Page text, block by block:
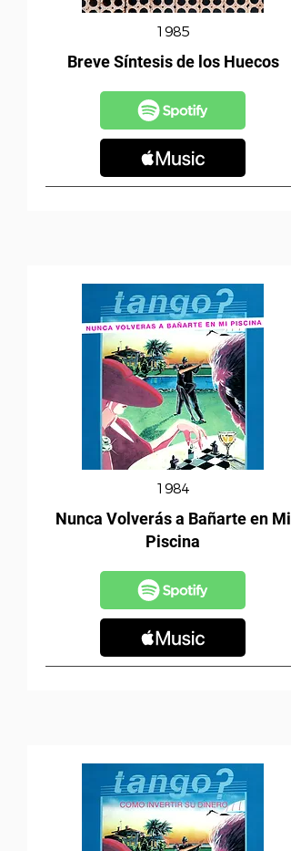
1985
Breve Síntesis de los Huecos
1984
Nunca Volverás a Bañarte en Mi
Piscina